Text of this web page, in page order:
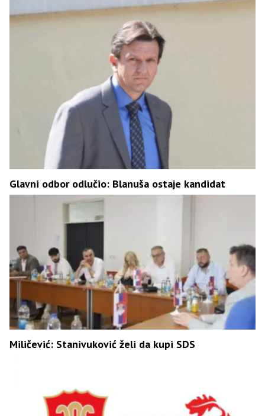
Glavni odbor odlučio: Blanuša ostaje kandidat
Miličević: Stanivuković želi da kupi SDS